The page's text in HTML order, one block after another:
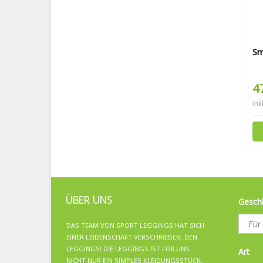
ÜBER UNS
DAS TEAM VON SPORT LEGGINGS HAT SICH
EINER LEIDENSCHAFT VERSCHRIEBEN: DEN
LEGGINGS! DIE LEGGINGS IST FÜR UNS
NICHT NUR EIN SIMPLES KLEIDUNGSSTÜCK,
Art